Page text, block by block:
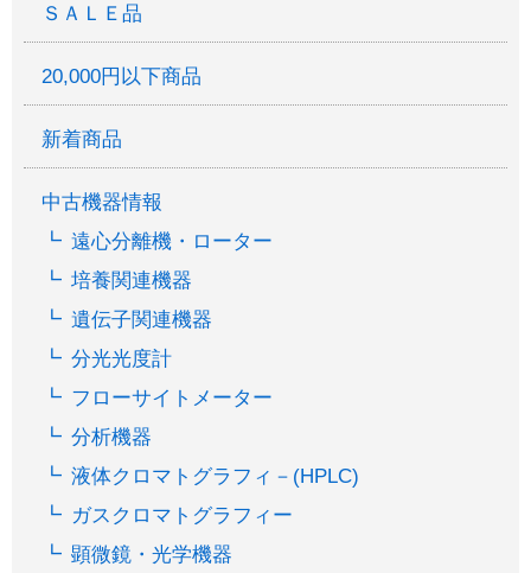
ＳＡＬＥ品
20,000円以下商品
新着商品
中古機器情報
遠心分離機・ローター
培養関連機器
遺伝子関連機器
分光光度計
フローサイトメーター
分析機器
液体クロマトグラフィ－(HPLC)
ガスクロマトグラフィー
顕微鏡・光学機器